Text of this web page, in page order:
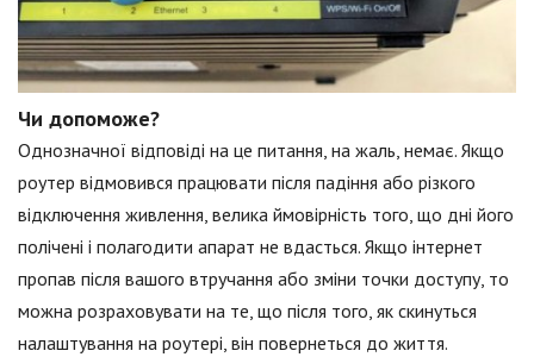
Чи допоможе?
Однозначної відповіді на це питання, на жаль, немає. Якщо
роутер відмовився працювати після падіння або різкого
відключення живлення, велика ймовірність того, що дні його
полічені і полагодити апарат не вдасться. Якщо інтернет
пропав після вашого втручання або зміни точки доступу, то
можна розраховувати на те, що після того, як скинуться
налаштування на роутері, він повернеться до життя.